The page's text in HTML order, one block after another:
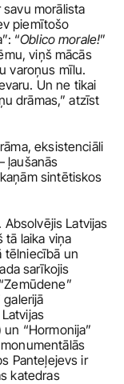
morālista
piemītošo
“Oblico morale!”
viņš mācās
varoņus mīlu.
Un ne tikai
drāmas,” atzīst
eksistenciāli
ļaušanās
sintētiskos
Absolvējis Latvijas
tā laika viņa
tēlniecībā un
sarīkojis
galerijā
Latvijas
un “Hormonija”
Panteļejevs ir
katedras